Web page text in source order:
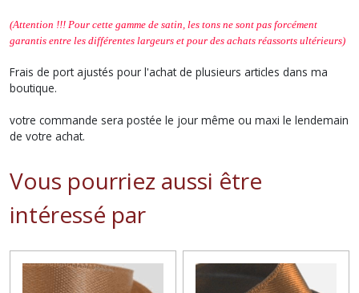
(Attention !!! Pour cette gamme de satin, les tons ne sont pas forcément
garantis entre les différentes largeurs et pour des achats réassorts ultérieurs)
Frais de port ajustés pour l'achat de plusieurs articles dans ma
boutique.
votre commande sera postée le jour même ou maxi le lendemain
de votre achat.
Vous pourriez aussi être
intéressé par